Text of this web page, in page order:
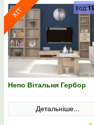
Непо Вітальня Гербор
Детальніше...
Код: